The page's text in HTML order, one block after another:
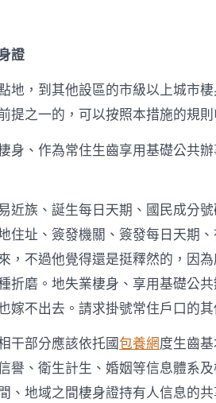
定
年
限
落
戶〉
證
地，到其他設區的市級以上城市棲
提之一的，可以按照本措施的規則
身、作為常住生齒享用基礎公共
近族、誕生每日天期、國民成分
住址、簽發機關、簽發每日天期
，不過他覺得還是挺釋然的，因
折磨。地失業棲身、享用基礎公共
不出去。請求掛號常住戶口的其
干部分應該依托國包養網度生齒
譽、衛生計生、婚姻等信息體系
、地域之間棲身證持有人信息的